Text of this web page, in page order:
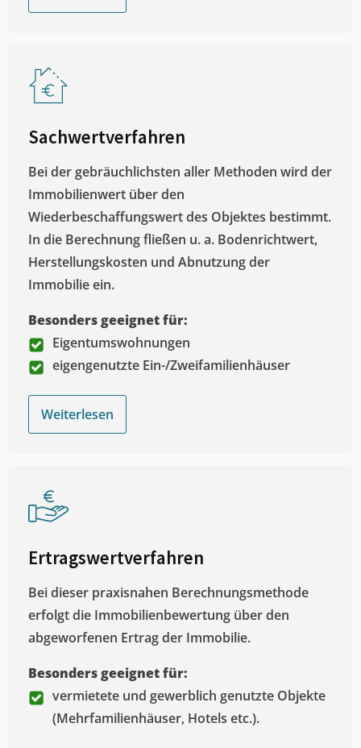
Sachwertverfahren
Bei der gebräuchlichsten aller Methoden wird der
Immobilienwert über den
Wiederbeschaffungswert des Objektes bestimmt.
In die Berechnung fließen u. a. Bodenrichtwert,
Herstellungskosten und Abnutzung der
Immobilie ein.
Besonders geeignet für:
Eigentumswohnungen
eigengenutzte Ein-/Zweifamilienhäuser
Weiterlesen
Ertragswertverfahren
Bei dieser praxisnahen Berechnungsmethode
erfolgt die Immobilienbewertung über den
abgeworfenen Ertrag der Immobilie.
Besonders geeignet für:
vermietete und gewerblich genutzte Objekte
(Mehrfamilienhäuser, Hotels etc.).